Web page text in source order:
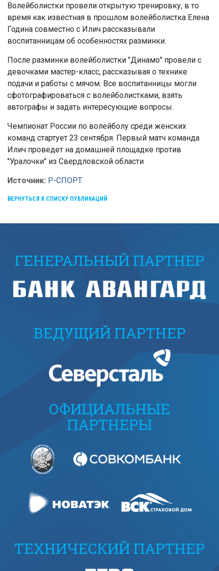
Волейболистки провели открытую тренировку, в то
время как известная в прошлом волейболистка Елена
Година совместно с Илич рассказывали
воспитанницам об особенностях разминки.
После разминки волейболистки "Динамо" провели с
девочками мастер-класс, рассказывая о технике
подачи и работы с мячом. Все воспитанницы могли
сфотографироваться с волейболистками, взять
автографы и задать интересующие вопросы.
Чемпионат России по волейболу среди женских
команд стартует 23 сентября. Первый матч команда
Илич проведет на домашней площадке против
"Уралочки" из Свердловской области
Источник: Р-СПОРТ
ВЕРНУТЬСЯ К СПИСКУ ПУБЛИКАЦИЙ
ГЕНЕРАЛЬНЫЙ ПАРТНЕР
ВЕДУЩИЙ ПАРТНЕР
ОФИЦИАЛЬНЫЕ
ПАРТНЕРЫ
ТЕХНИЧЕСКИЙ ПАРТНЕР